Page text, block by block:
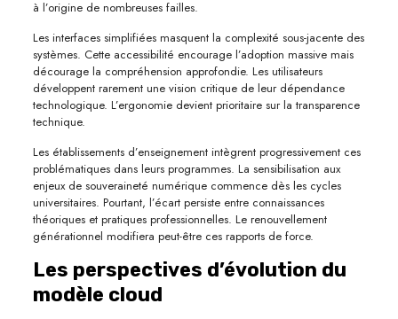
à l’origine de nombreuses failles.
Les interfaces simplifiées masquent la complexité sous-jacente des
systèmes. Cette accessibilité encourage l’adoption massive mais
décourage la compréhension approfondie. Les utilisateurs
développent rarement une vision critique de leur dépendance
technologique. L’ergonomie devient prioritaire sur la transparence
technique.
Les établissements d’enseignement intègrent progressivement ces
problématiques dans leurs programmes. La sensibilisation aux
enjeux de souveraineté numérique commence dès les cycles
universitaires. Pourtant, l’écart persiste entre connaissances
théoriques et pratiques professionnelles. Le renouvellement
générationnel modifiera peut-être ces rapports de force.
Les perspectives d’évolution du
modèle cloud